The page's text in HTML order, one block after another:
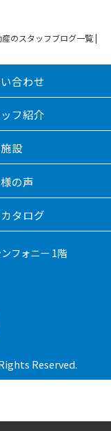
産のスタッフブログ一覧 |
合わせ
フ紹介
設
の声
タログ
フォニー 1階
Reserved.